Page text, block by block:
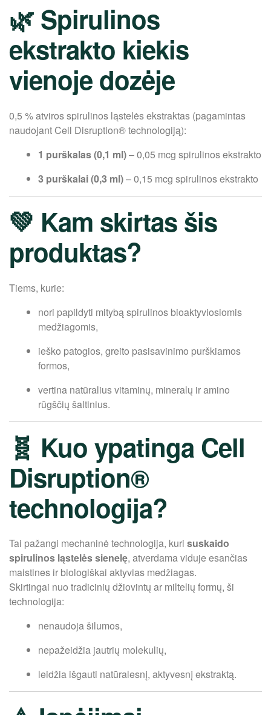
🌿 Spirulinos
ekstrakto kiekis
vienoje dozėje
0,5 % atviros spirulinos ląstelės ekstraktas (pagamintas
naudojant Cell Disruption® technologiją):
1 purškalas (0,1 ml)– 0,05 mcg spirulinos ekstrakto
3 purškalai (0,3 ml)– 0,15 mcg spirulinos ekstrakto
💚 Kam skirtas šis
produktas?
Tiems, kurie:
nori papildyti mitybą spirulinos bioaktyviosiomis
medžiagomis,
ieško patogios, greito pasisavinimo purškiamos
formos,
vertina natūralius vitaminų, mineralų ir amino
rūgščių šaltinius.
🧬 Kuo ypatinga Cell
Disruption®
technologija?
Tai pažangi mechaninė technologija, kuri suskaido
spirulinos ląstelės sienelę, atverdama viduje esančias
maistines ir biologiškai aktyvias medžiagas.
Skirtingai nuo tradicinių džiovintų ar miltelių formų, ši
technologija:
nenaudoja šilumos,
nepažeidžia jautrių molekulių,
leidžia išgauti natūralesnį, aktyvesnį ekstraktą.